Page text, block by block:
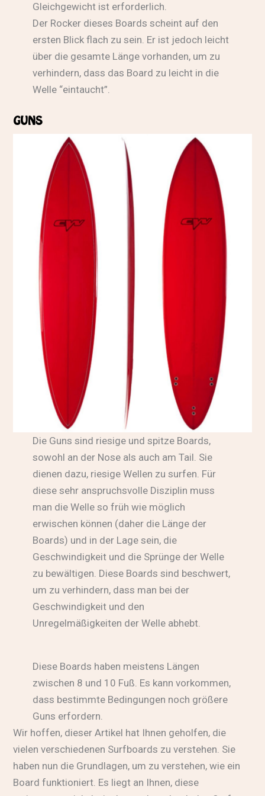
Gleichgewicht ist erforderlich.
Der Rocker dieses Boards scheint auf den
ersten Blick flach zu sein. Er ist jedoch leicht
über die gesamte Länge vorhanden, um zu
verhindern, dass das Board zu leicht in die
Welle “eintaucht”.
GUNS
Die Guns sind riesige und spitze Boards,
sowohl an der Nose als auch am Tail. Sie
dienen dazu, riesige Wellen zu surfen. Für
diese sehr anspruchsvolle Disziplin muss
man die Welle so früh wie möglich
erwischen können (daher die Länge der
Boards) und in der Lage sein, die
Geschwindigkeit und die Sprünge der Welle
zu bewältigen. Diese Boards sind beschwert,
um zu verhindern, dass man bei der
Geschwindigkeit und den
Unregelmäßigkeiten der Welle abhebt.
Diese Boards haben meistens Längen
zwischen 8 und 10 Fuß. Es kann vorkommen,
dass bestimmte Bedingungen noch größere
Guns erfordern.
Wir hoffen, dieser Artikel hat Ihnen geholfen, die
vielen verschiedenen Surfboards zu verstehen. Sie
haben nun die Grundlagen, um zu verstehen, wie ein
Board funktioniert. Es liegt an Ihnen, diese